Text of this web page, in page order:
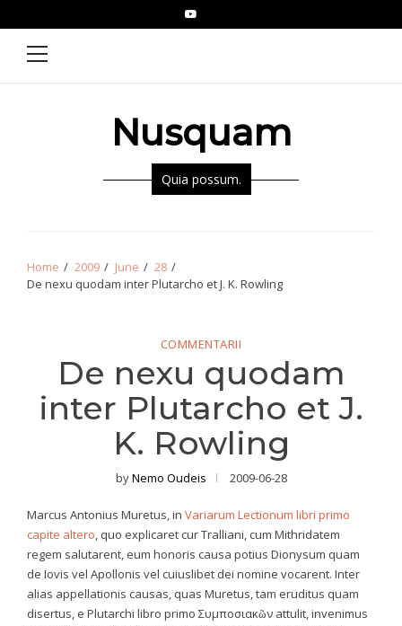
YouTube
Primary
Nusquam
Quia possum.
Home 2009 June
28
De nexu quodam inter Plutarcho et J. K. Rowling
COMMENTARII
De nexu quodam
inter Plutarcho et J.
K. Rowling
byNemo Oudeis 2009-06-28
Marcus Antonius Muretus, in Variarum Lectionum libri primo
capite altero , quo explicaret cur Tralliani, cum Mithridatem
regem salutarent, eum honoris causa potius Dionysum quam
de Iovis vel Apollonis vel cuiuslibet dei nomine vocarent. Inter
alias appellationis causas, quas Muretus, tam eruditus quam
disertus, e Plutarchi libro primo Συμποσιακῶν attulit, invenimus